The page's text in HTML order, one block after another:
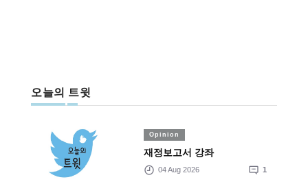
오늘의 트윗
Opinion
재정보고서 강좌
04 Aug 2026 1